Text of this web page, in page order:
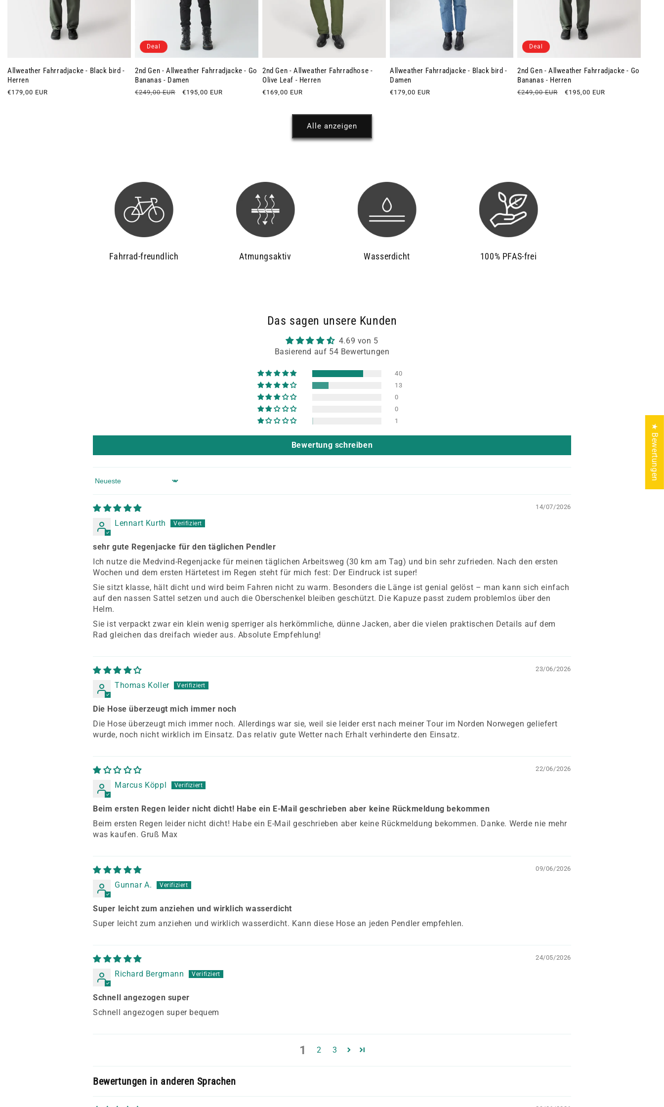
Allweather Fahrradjacke - Black bird -
Herren
Normaler
€179,00 EUR
Deal
2nd Gen - Allweather Fahrradjacke - Go
Bananas - Damen
Normaler
€249,00 EUR Verkaufspreis
€195,00 EUR
2nd Gen - Allweather Fahrradhose -
Olive Leaf - Herren
Normaler
€169,00 EUR
Allweather Fahrradjacke - Black bird -
Damen
Normaler
€179,00 EUR
Deal
2nd Gen - Allweather Fahrradjacke - Go
Bananas - Herren
Normaler
€249,00 EUR Verkaufspreis
€195,00 EUR
Alle anzeigen
Fahrrad-freundlich Atmungsaktiv Wasserdicht 100% PFAS-frei
Das sagen unsere Kunden
4.69 von 5
Basierend auf 54 Bewertungen
40
13
0
0
1
Bewertung schreiben
Sort by
14/07/2026
Lennart Kurth
sehr gute Regenjacke für den täglichen Pendler
Ich nutze die Medvind-Regenjacke für meinen täglichen Arbeitsweg (30 km am Tag) und bin sehr zufrieden. Nach den ersten
Wochen und dem ersten Härtetest im Regen steht für mich fest: Der Eindruck ist super!
Sie sitzt klasse, hält dicht und wird beim Fahren nicht zu warm. Besonders die Länge ist genial gelöst – man kann sich einfach
auf den nassen Sattel setzen und auch die Oberschenkel bleiben geschützt. Die Kapuze passt zudem problemlos über den
Helm.
Sie ist verpackt zwar ein klein wenig sperriger als herkömmliche, dünne Jacken, aber die vielen praktischen Details auf dem
Rad gleichen das dreifach wieder aus. Absolute Empfehlung!
23/06/2026
Thomas Koller
Die Hose überzeugt mich immer noch
Die Hose überzeugt mich immer noch. Allerdings war sie, weil sie leider erst nach meiner Tour im Norden Norwegen geliefert
wurde, noch nicht wirklich im Einsatz. Das relativ gute Wetter nach Erhalt verhinderte den Einsatz.
22/06/2026
Marcus Köppl
Beim ersten Regen leider nicht dicht! Habe ein E-Mail geschrieben aber keine Rückmeldung bekommen
Beim ersten Regen leider nicht dicht! Habe ein E-Mail geschrieben aber keine Rückmeldung bekommen. Danke. Werde nie mehr
was kaufen. Gruß Max
09/06/2026
Gunnar A.
Super leicht zum anziehen und wirklich wasserdicht
Super leicht zum anziehen und wirklich wasserdicht. Kann diese Hose an jeden Pendler empfehlen.
24/05/2026
Richard Bergmann
Schnell angezogen super
Schnell angezogen super bequem
1 2 3
Bewertungen in anderen Sprachen
★ Bewertungen